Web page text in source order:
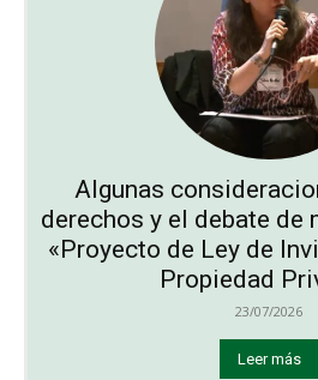
Algunas
derechos y el debate de
«Proyecto de Ley de
Propiedad
23/07/2026
Leer más